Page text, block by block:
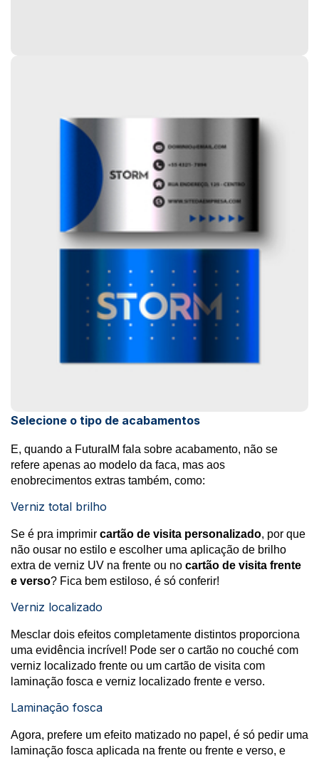
Selecione o tipo de acabamentos
E, quando a FuturaIM fala sobre acabamento, não se
refere apenas ao modelo da faca, mas aos
enobrecimentos extras também, como:
Verniz total brilho
Se é pra imprimir cartão de visita personalizado, por que
não ousar no estilo e escolher uma aplicação de brilho
extra de verniz UV na frente ou no cartão de visita frente
e verso? Fica bem estiloso, é só conferir!
Verniz localizado
Mesclar dois efeitos completamente distintos proporciona
uma evidência incrível! Pode ser o cartão no couché com
verniz localizado frente ou um cartão de visita com
laminação fosca e verniz localizado frente e verso.
Laminação fosca
Agora, prefere um efeito matizado no papel, é só pedir uma
laminação fosca aplicada na frente ou frente e verso, e